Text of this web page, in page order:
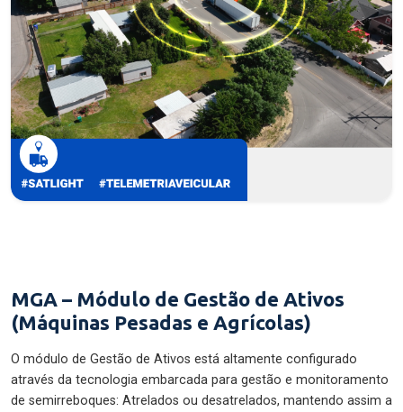
MGA – Módulo de Gestão de Ativos
(Máquinas Pesadas e Agrícolas)
O módulo de Gestão de Ativos está altamente configurado
através da tecnologia embarcada para gestão e monitoramento
de semirreboques: Atrelados ou desatrelados, mantendo assim a